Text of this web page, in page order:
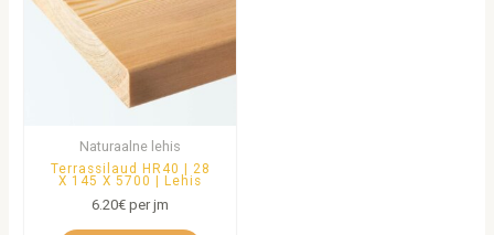
Naturaalne lehis
Terrassilaud HR40 | 28
X 145 X 5700 | Lehis
6.20€ per jm